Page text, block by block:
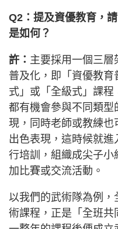
Q2：提及資優教育，
是如何？
許： 主要採用一個三層
普及化，即「資優教
式」或「全級式」課
都有機會參與不同類
現，同時老師或教練
出色表現，這時候就
行培訓，組織成尖子
加比賽或交流活動。
以我們的武術隊為例
術課程，正是「全班